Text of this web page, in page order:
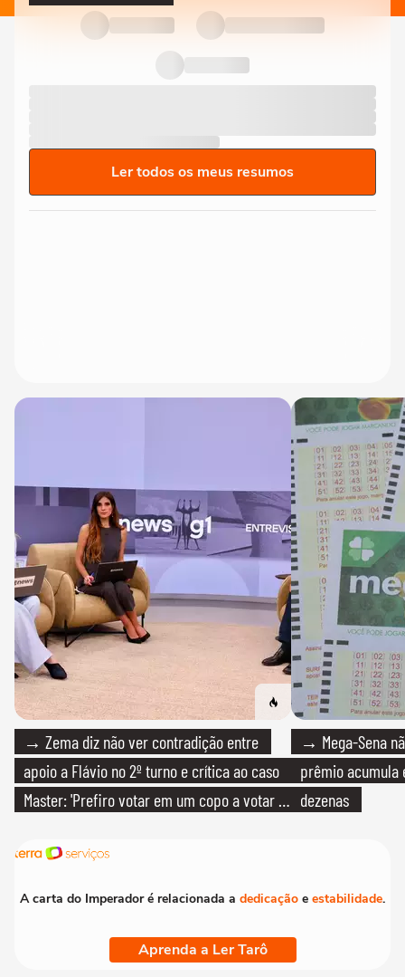
Ler todos os meus resumos
→ Zema diz não ver contradição entre
apoio a Flávio no 2º turno e crítica ao caso
Master: 'Prefiro votar em um copo a votar no
→ Mega-Sena
prêmio acumula
dezenas
A carta do Imperador é relacionada a dedicação e estabilidade.
Aprenda a Ler Tarô